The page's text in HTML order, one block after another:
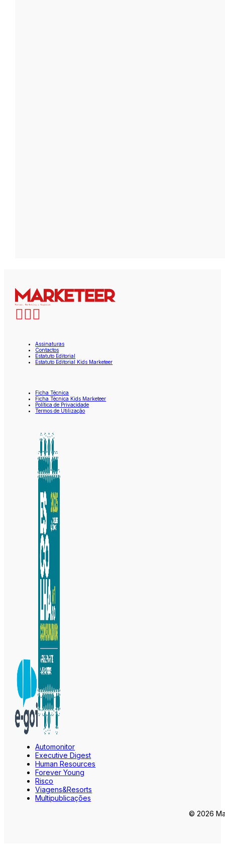
Assinaturas
Contactos
Estatuto Editorial
Estatuto Editorial Kids Marketeer
Ficha Técnica
Ficha Técnica Kids Marketeer
Política de Privacidade
Termos de Utilização
Automonitor
Executive Digest
Human Resources
Forever Young
Risco
Viagens&Resorts
Multipublicações
© 2026